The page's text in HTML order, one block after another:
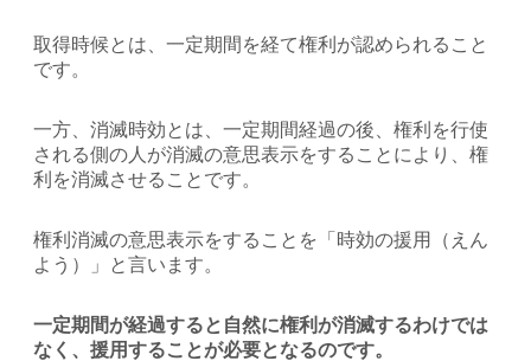
取得時候とは、一定期間を経て権利が認められること
です。
一方、消滅時効とは、一定期間経過の後、権利を行使
される側の人が消滅の意思表示をすることにより、権
利を消滅させることです。
権利消滅の意思表示をすることを「時効の援用（えん
よう）」と言います。
一定期間が経過すると自然に権利が消滅するわけでは
なく、援用することが必要となるのです。